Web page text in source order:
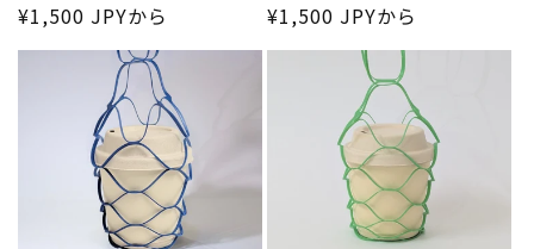
通
常
¥1,500 JPYから
通
常
¥1,500 JPYから